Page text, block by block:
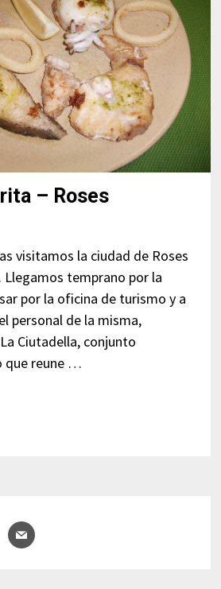
– Roses
visitamos la ciudad de Roses
Llegamos temprano por la
por la oficina de turismo y a
personal de la misma,
Ciutadella, conjunto
que reune …